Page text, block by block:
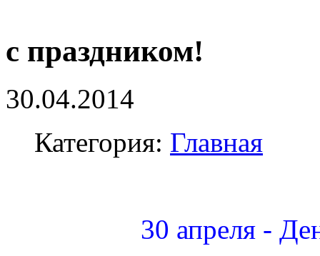
с праздником!
30.04.2014
Категория: Главная
30 апреля -